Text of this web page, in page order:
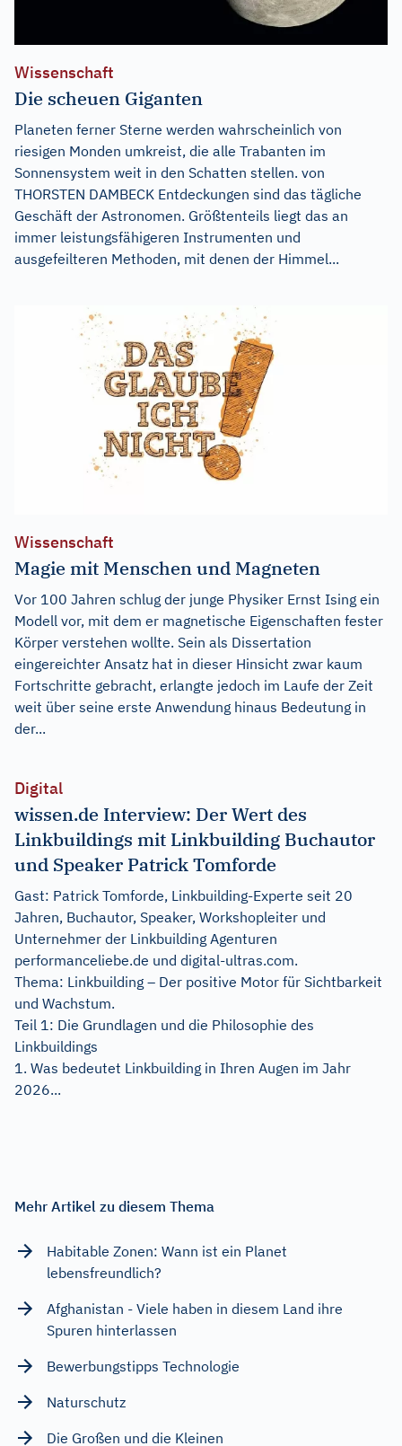
Wissenschaft
Die scheuen Giganten
Planeten ferner Sterne werden wahrscheinlich von
riesigen Monden umkreist, die alle Trabanten im
Sonnensystem weit in den Schatten stellen. von
THORSTEN DAMBECK Entdeckungen sind das tägliche
Geschäft der Astronomen. Größtenteils liegt das an
immer leistungsfähigeren Instrumenten und
ausgefeilteren Methoden, mit denen der Himmel...
Wissenschaft
Magie mit Menschen und Magneten
Vor 100 Jahren schlug der junge Physiker Ernst Ising ein
Modell vor, mit dem er magnetische Eigenschaften fester
Körper verstehen wollte. Sein als Dissertation
eingereichter Ansatz hat in dieser Hinsicht zwar kaum
Fortschritte gebracht, erlangte jedoch im Laufe der Zeit
weit über seine erste Anwendung hinaus Bedeutung in
der...
Digital
wissen.de Interview: Der Wert des
Linkbuildings mit Linkbuilding Buchautor
und Speaker Patrick Tomforde
Gast: Patrick Tomforde, Linkbuilding-Experte seit 20
Jahren, Buchautor, Speaker, Workshopleiter und
Unternehmer der Linkbuilding Agenturen
performanceliebe.de und digital-ultras.com.
Thema: Linkbuilding – Der positive Motor für Sichtbarkeit
und Wachstum.
Teil 1: Die Grundlagen und die Philosophie des
Linkbuildings
1. Was bedeutet Linkbuilding in Ihren Augen im Jahr
2026...
Mehr Artikel zu diesem Thema
Habitable Zonen: Wann ist ein Planet
lebensfreundlich?
Afghanistan - Viele haben in diesem Land ihre
Spuren hinterlassen
Bewerbungstipps Technologie
Naturschutz
Die Großen und die Kleinen